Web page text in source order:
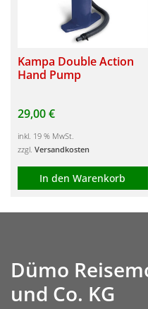
Kampa Double Action
Hand Pump
29,00€
inkl. 19 % MwSt.
zzgl. Versandkosten
In den Warenkorb
Dümo
und Co. KG